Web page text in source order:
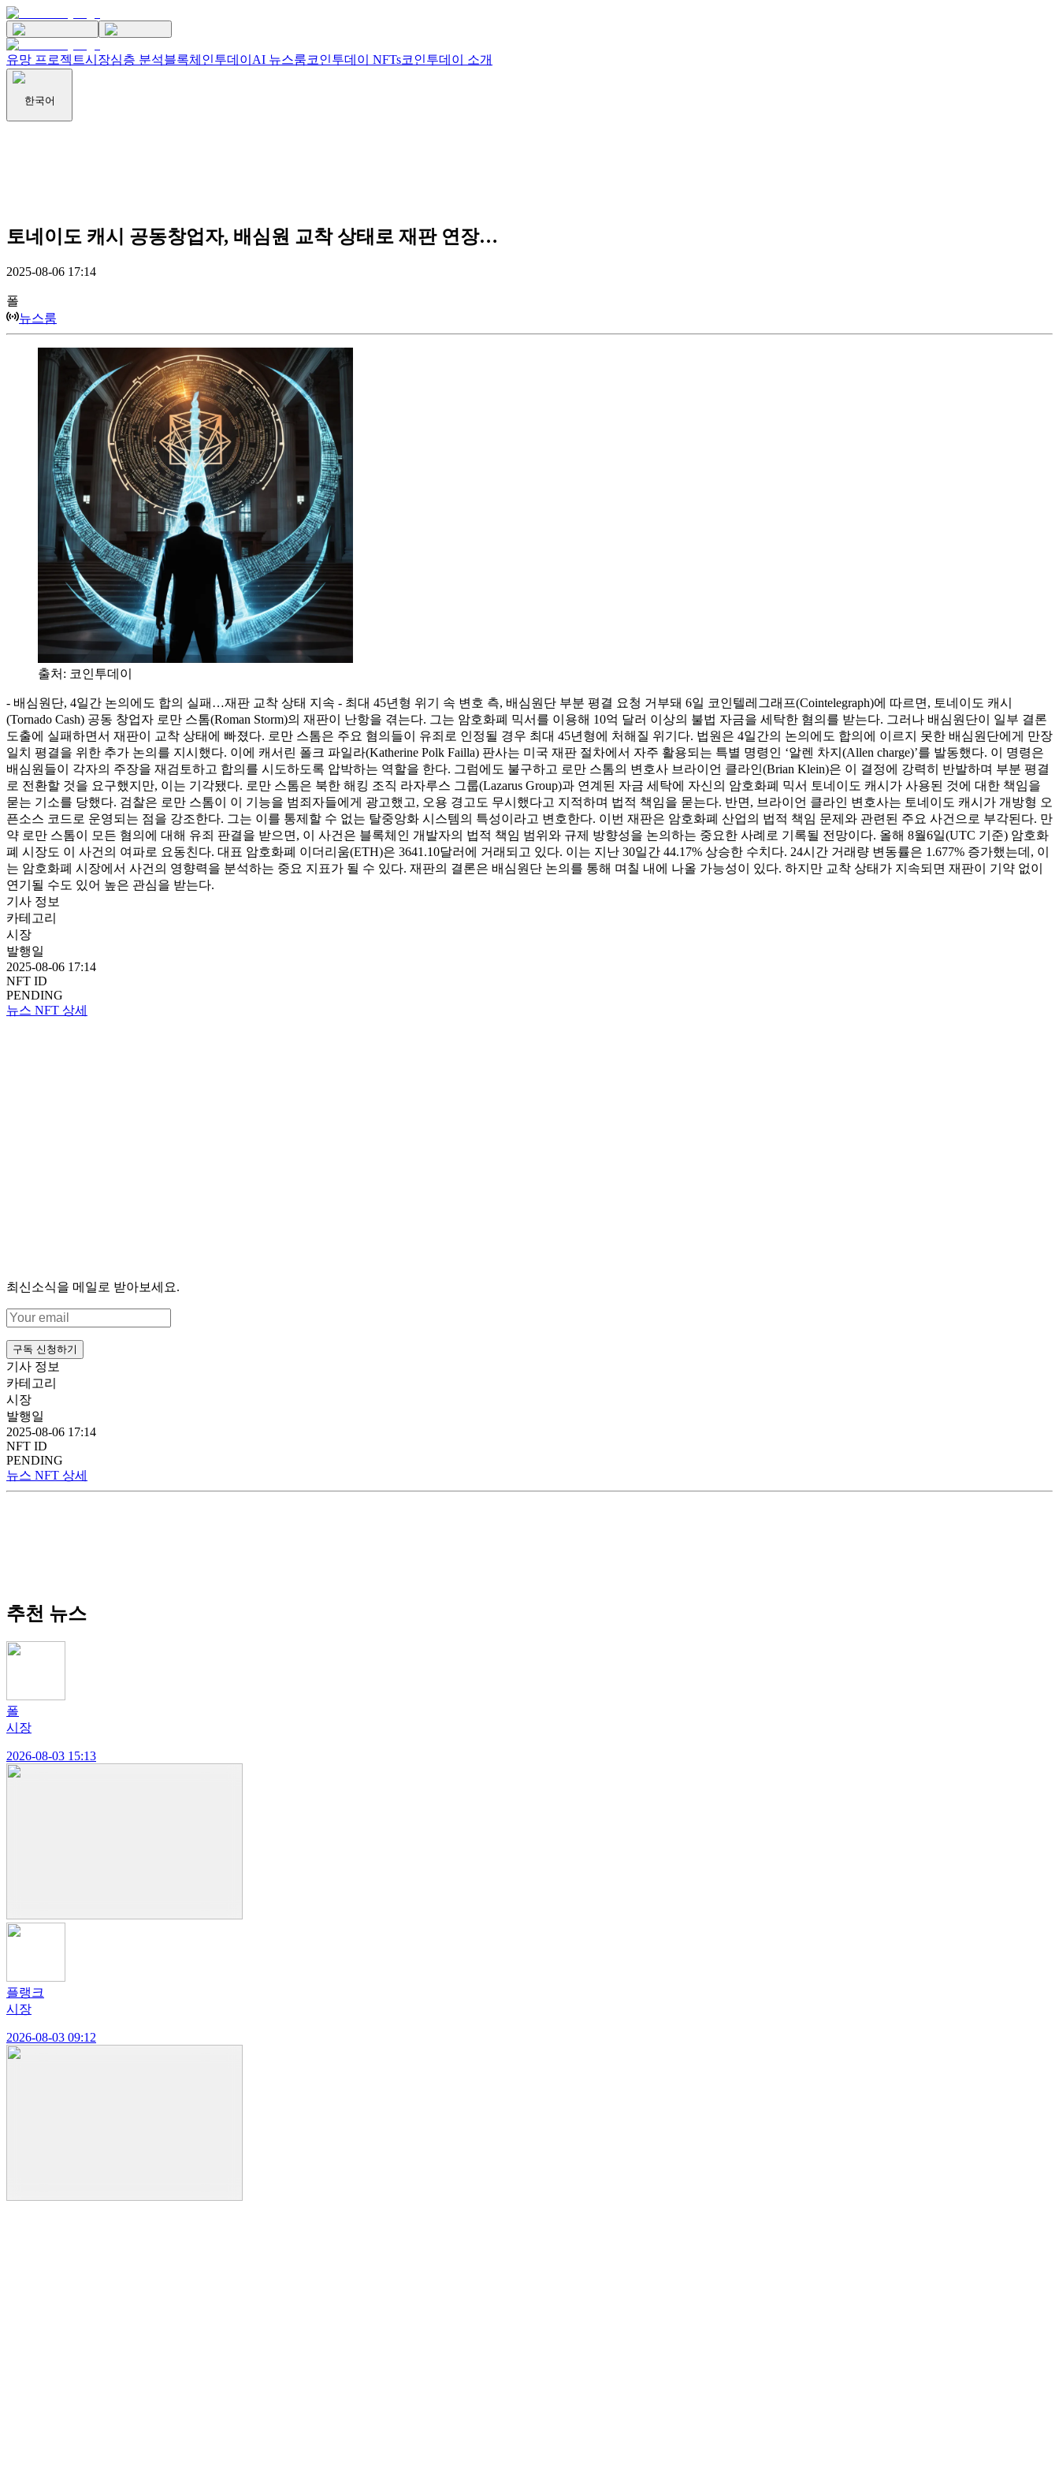
유망 프로젝트시장심층 분석블록체인투데이 AI 뉴스룸코인투데이 NFTs코인투데이 소개
한국어
토네이도 캐시 공동창업자, 배심원 교착 상태로 재판 연장…
2025-08-06 17:14
폴
뉴스룸
출처: 코인투데이
- 배심원단, 4일간 논의에도 합의 실패…재판 교착 상태 지속 - 최대 45년형 위기 속 변호 측, 배심원단 부분 평결 요청 거부돼 6일 코인텔레그래프(Cointelegraph)에 따르면, 토네이도 캐시
(Tornado Cash) 공동 창업자 로만 스톰(Roman Storm)의 재판이 난항을 겪는다. 그는 암호화폐 믹서를 이용해 10억 달러 이상의 불법 자금을 세탁한 혐의를 받는다. 그러나 배심원단이 일부 결론
도출에 실패하면서 재판이 교착 상태에 빠졌다. 로만 스톰은 주요 혐의들이 유죄로 인정될 경우 최대 45년형에 처해질 위기다. 법원은 4일간의 논의에도 합의에 이르지 못한 배심원단에게 만장
일치 평결을 위한 추가 논의를 지시했다. 이에 캐서린 폴크 파일라(Katherine Polk Failla) 판사는 미국 재판 절차에서 자주 활용되는 특별 명령인 ‘알렌 차지(Allen charge)’를 발동했다. 이 명령은
배심원들이 각자의 주장을 재검토하고 합의를 시도하도록 압박하는 역할을 한다. 그럼에도 불구하고 로만 스톰의 변호사 브라이언 클라인(Brian Klein)은 이 결정에 강력히 반발하며 부분 평결
로 전환할 것을 요구했지만, 이는 기각됐다. 로만 스톰은 북한 해킹 조직 라자루스 그룹(Lazarus Group)과 연계된 자금 세탁에 자신의 암호화폐 믹서 토네이도 캐시가 사용된 것에 대한 책임을
묻는 기소를 당했다. 검찰은 로만 스톰이 이 기능을 범죄자들에게 광고했고, 오용 경고도 무시했다고 지적하며 법적 책임을 묻는다. 반면, 브라이언 클라인 변호사는 토네이도 캐시가 개방형 오
픈소스 코드로 운영되는 점을 강조한다. 그는 이를 통제할 수 없는 탈중앙화 시스템의 특성이라고 변호한다. 이번 재판은 암호화폐 산업의 법적 책임 문제와 관련된 주요 사건으로 부각된다. 만
약 로만 스톰이 모든 혐의에 대해 유죄 판결을 받으면, 이 사건은 블록체인 개발자의 법적 책임 범위와 규제 방향성을 논의하는 중요한 사례로 기록될 전망이다. 올해 8월6일(UTC 기준) 암호화
폐 시장도 이 사건의 여파로 요동친다. 대표 암호화폐 이더리움(ETH)은 3641.10달러에 거래되고 있다. 이는 지난 30일간 44.17% 상승한 수치다. 24시간 거래량 변동률은 1.677% 증가했는데, 이
는 암호화폐 시장에서 사건의 영향력을 분석하는 중요 지표가 될 수 있다. 재판의 결론은 배심원단 논의를 통해 며칠 내에 나올 가능성이 있다. 하지만 교착 상태가 지속되면 재판이 기약 없이
연기될 수도 있어 높은 관심을 받는다.
기사 정보
카테고리
시장
발행일
2025-08-06 17:14
NFT ID
PENDING
뉴스 NFT 상세
최신소식을 메일로 받아보세요.
구독 신청하기
기사 정보
카테고리
시장
발행일
2025-08-06 17:14
NFT ID
PENDING
뉴스 NFT 상세
추천 뉴스
폴
시장
2026-08-03 15:13
플랭크
시장
2026-08-03 09:12